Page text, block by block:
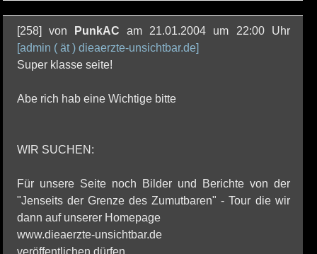
[258] von PunkAC am 21.01.2004 um 22:00 Uhr
[admin ( ät ) dieaerzte-unsichtbar.de]
Super klasse seite!
Abe rich hab eine Wichtige bitte
WIR SUCHEN:
Für unsere Seite noch Bilder und Berichte von der
"Jenseits der Grenze des Zumutbaren" - Tour die wir
dann auf unserer Homepage
www.dieaerzte-unsichtbar.de
veröffentlichen dürfen.